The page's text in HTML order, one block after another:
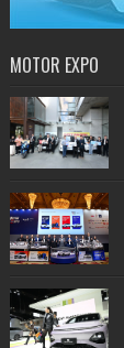
MOTOR EXPO